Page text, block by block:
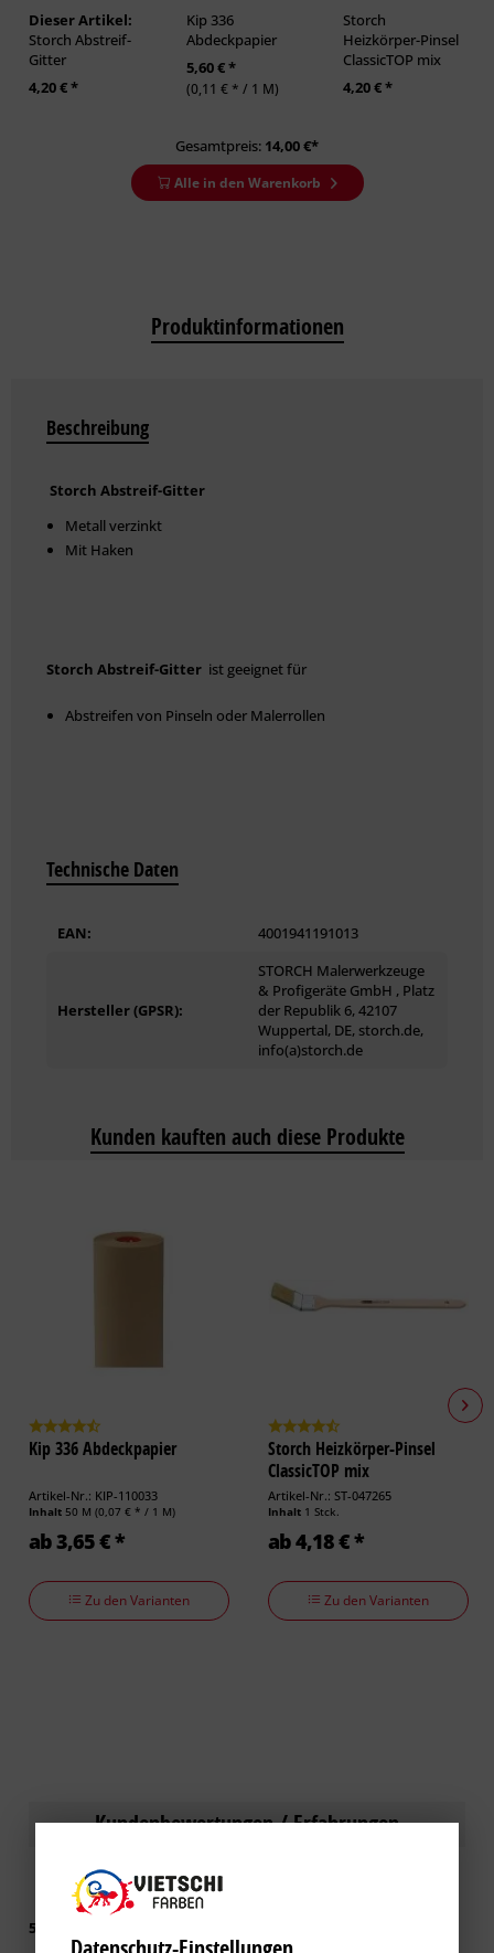
Dieser Artikel:
Storch Abstreif-
Gitter
4,20 € *
Kip 336
Abdeckpapier
5,60 € *
(0,11 € * / 1 M)
Storch
Heizkörper-Pinsel
ClassicTOP mix
4,20 € *
Gesamtpreis: 14,00€*
Alle in den Warenkorb
Produktinformationen
Beschreibung
Storch Abstreif-Gitter
Metall verzinkt
Mit Haken
Storch Abstreif-Gitter ist geeignet für
Abstreifen von Pinseln oder Malerrollen
Technische Daten
EAN: 4001941191013
Hersteller (GPSR):
STORCH Malerwerkzeuge
& Profigeräte GmbH , Platz
der Republik 6, 42107
Wuppertal, DE, storch.de,
info(a)storch.de
Kunden kauften auch diese Produkte
Kip 336 Abdeckpapier
Artikel-Nr.: KIP-110033
Inhalt 50 M (0,07 € * / 1 M)
ab 3,65 € *
Zu den Varianten
Storch Heizkörper-Pinsel
ClassicTOP mix
Artikel-Nr.: ST-047265
Inhalt 1 Stck.
ab 4,18 € *
Zu den Varianten
Kundenbewertungen / Erfahrungen
5 von 5 basieren auf 1 Bewertungen